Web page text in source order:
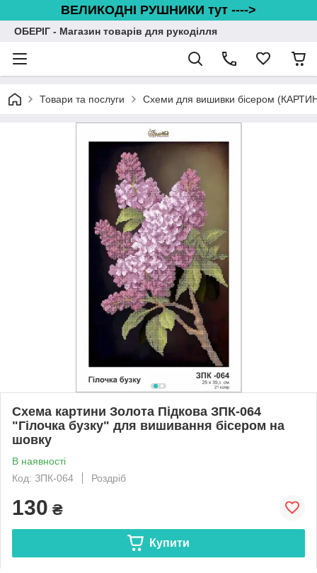
ВЕЛИКОДНІ РУШНИКИ тут ---->
ОБЕРІГ - Магазин товарів для рукоділля
Товари та послуги Схеми для вишивки бісером
Схема картини Золота Підкова ЗПК-064
"Гілочка бузку" для вишивання бісером на
шовку
В наявності
Код: ЗПК-064
Роздріб
130 ₴
Купити